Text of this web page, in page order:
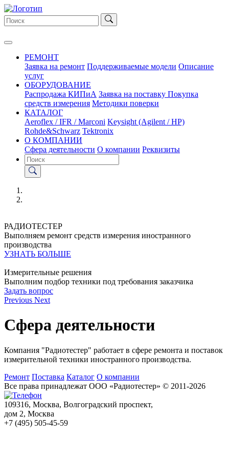
РЕМОНТ
Заявка на ремонт Поддерживаемые модели Описание
услуг
ОБОРУДОВАНИЕ
Распродажа КИПиА Заявка на поставку Покупка
средств измерения Методики поверки
КАТАЛОГ
Aeroflex / IFR / Marconi Keysight (Agilent / HP)
Rohde&Schwarz Tektronix
О КОМПАНИИ
Сфера деятельности О компании Реквизиты
РАДИОТЕСТЕР
Выполняем ремонт средств измерения иностранного
производства
УЗНАТЬ БОЛЬШЕ
Измерительные решения
Выполним подбор техники под требования заказчика
Задать вопрос
Previous Next
Сфера деятельности
Компания "Радиотестер" работает в сфере ремонта и поставок
измерительной техники иностранного производства.
Ремонт Поставка Каталог О компании
Все права принадлежат ООО «Радиотестер» © 2011-2026
109316, Москва, Волгоградский проспект,
дом 2, Москва
+7 (495) 505-45-59